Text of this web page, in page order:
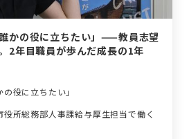
かの役に立ちたい」——教員志望
2年目職員が歩んだ成長の1年
役に立ちたい」
所総務部人事課給与厚生担当で働く